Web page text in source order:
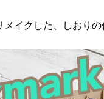
イクした、しおり